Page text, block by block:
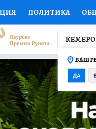
ПОЛИТИКА
КОЛУМНИСТЫ
ФИНАНСЫ
НА СПОРТ
ТЕЛЕВИЗОР
ВАШ
ДА